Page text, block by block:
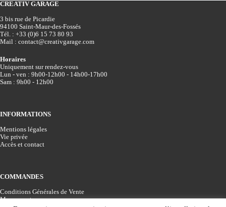
CREATIV GARAGE
3 bis rue de Picardie
94100 Saint-Maur-des-Fossés
Tél. : +33 (0)6 15 73 80 93
Mail : contact@creativgarage.com
Horaires
Uniquement sur rendez-vous
Lun - ven : 9h00-12h00 - 14h00-17h00
Sam : 9h00 - 12h00
INFORMATIONS
Mentions légales
Vie privée
Accès et contact
COMMANDES
Conditions Générales de Vente
Mon compte